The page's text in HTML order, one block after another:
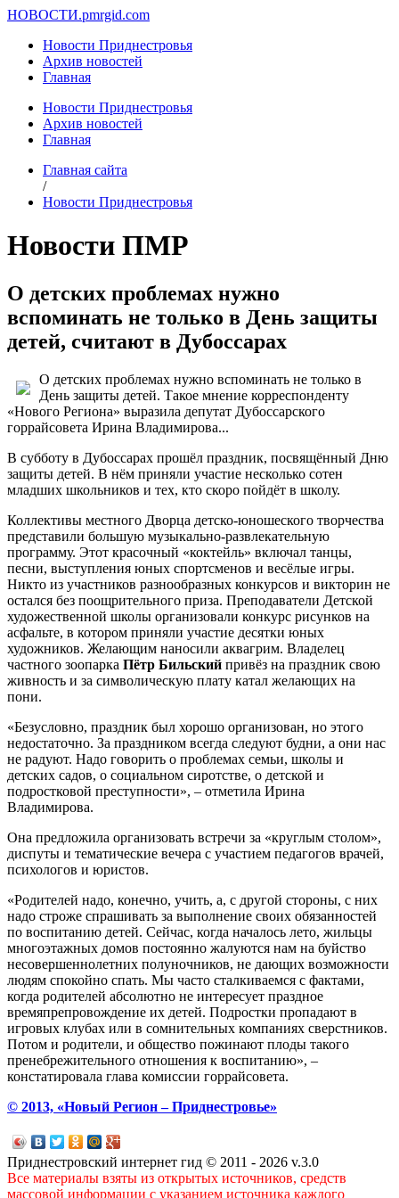
НОВОСТИ.pmrgid.com
Новости Приднестровья
Архив новостей
Главная
Новости Приднестровья
Архив новостей
Главная
Главная сайта
/
Новости Приднестровья
Новости ПМР
О детских проблемах нужно
вспоминать не только в День защиты
детей, считают в Дубоссарах
О детских проблемах нужно вспоминать не только в
День защиты детей. Такое мнение корреспонденту
«Нового Региона» выразила депутат Дубоссарского
горрайсовета Ирина Владимирова...
В субботу в Дубоссарах прошёл праздник, посвящённый Дню
защиты детей. В нём приняли участие несколько сотен
младших школьников и тех, кто скоро пойдёт в школу.
Коллективы местного Дворца детско-юношеского творчества
представили большую музыкально-развлекательную
программу. Этот красочный «коктейль» включал танцы,
песни, выступления юных спортсменов и весёлые игры.
Никто из участников разнообразных конкурсов и викторин не
остался без поощрительного приза. Преподаватели Детской
художественной школы организовали конкурс рисунков на
асфальте, в котором приняли участие десятки юных
художников. Желающим наносили аквагрим. Владелец
частного зоопарка Пётр Бильский привёз на праздник свою
живность и за символическую плату катал желающих на
пони.
«Безусловно, праздник был хорошо организован, но этого
недостаточно. За праздником всегда следуют будни, а они нас
не радуют. Надо говорить о проблемах семьи, школы и
детских садов, о социальном сиротстве, о детской и
подростковой преступности», – отметила Ирина
Владимирова.
Она предложила организовать встречи за «круглым столом»,
диспуты и тематические вечера с участием педагогов врачей,
психологов и юристов.
«Родителей надо, конечно, учить, а, с другой стороны, с них
надо строже спрашивать за выполнение своих обязанностей
по воспитанию детей. Сейчас, когда началось лето, жильцы
многоэтажных домов постоянно жалуются нам на буйство
несовершеннолетних полуночников, не дающих возможности
людям спокойно спать. Мы часто сталкиваемся с фактами,
когда родителей абсолютно не интересует праздное
времяпрепровождение их детей. Подростки пропадают в
игровых клубах или в сомнительных компаниях сверстников.
Потом и родители, и общество пожинают плоды такого
пренебрежительного отношения к воспитанию», –
констатировала глава комиссии горрайсовета.
© 2013, «Новый Регион – Приднестровье»
Приднестровский интернет гид © 2011 - 2026 v.3.0
Все материалы взяты из открытых источников, средств
массовой информации с указанием источника каждого